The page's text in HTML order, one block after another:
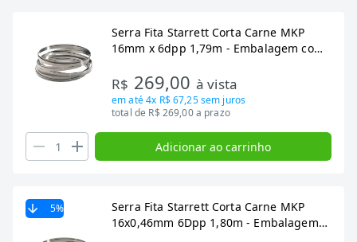
Serra Fita Starrett Corta Carne MKP
16mm x 6dpp 1,79m - Embalagem com
R$ 269,00 à vista
em até4x R$ 67,25sem juros
total de R$ 269,00 a prazo
Adicionar ao carrinho
5%
Serra Fita Starrett Corta Carne MKP
16x0,46mm 6Dpp 1,80m - Embalagem